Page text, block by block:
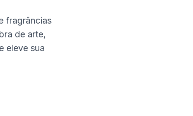
fragrâncias
de arte,
eleve sua